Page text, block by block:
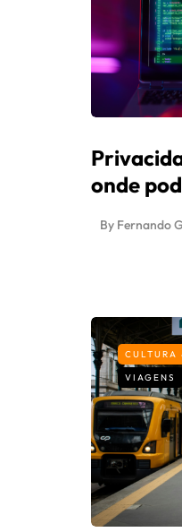
onde
By Fernando
CULTURA
VIAGENS